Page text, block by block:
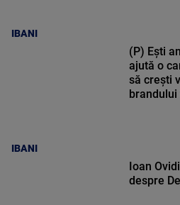
IBANI
IBANI
(P) Ești
ajută o
să crești
brandului
Ioan
despre